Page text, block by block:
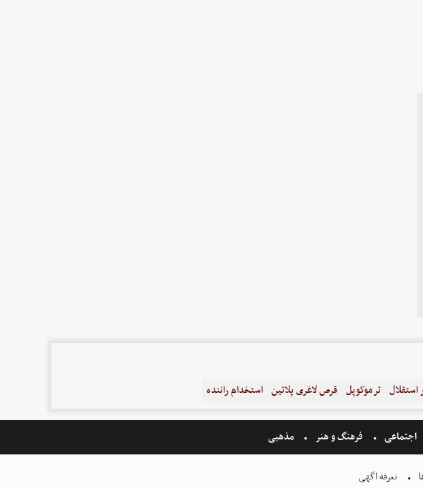
استقلال ترموکوپل قرص لاغری پلاتین استخدام راننده
اجتماعی فرهنگ و هنر مذهبی
تعرفه اگهی